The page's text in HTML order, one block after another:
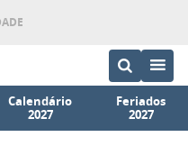
Calendário
2027
Feriados
2027